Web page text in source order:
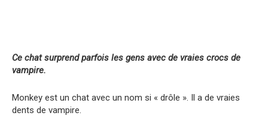
Ce chat surprend parfois les gens avec de vraies crocs de
vampire.
Monkey est un chat avec un nom si « drôle ». Il a de vraies
dents de vampire.